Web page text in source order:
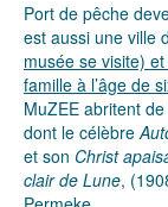
Port de pêche
est aussi une ville
musée se visite)
famille à l’âge de
MuZEE abritent
dont le célèbre
et son Christ
clair de Lune,